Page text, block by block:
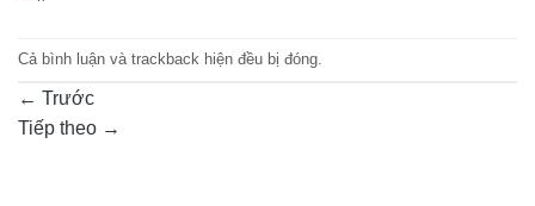
Cả bình luận và trackback hiện đều bị đóng.
← Trước
Tiếp theo →